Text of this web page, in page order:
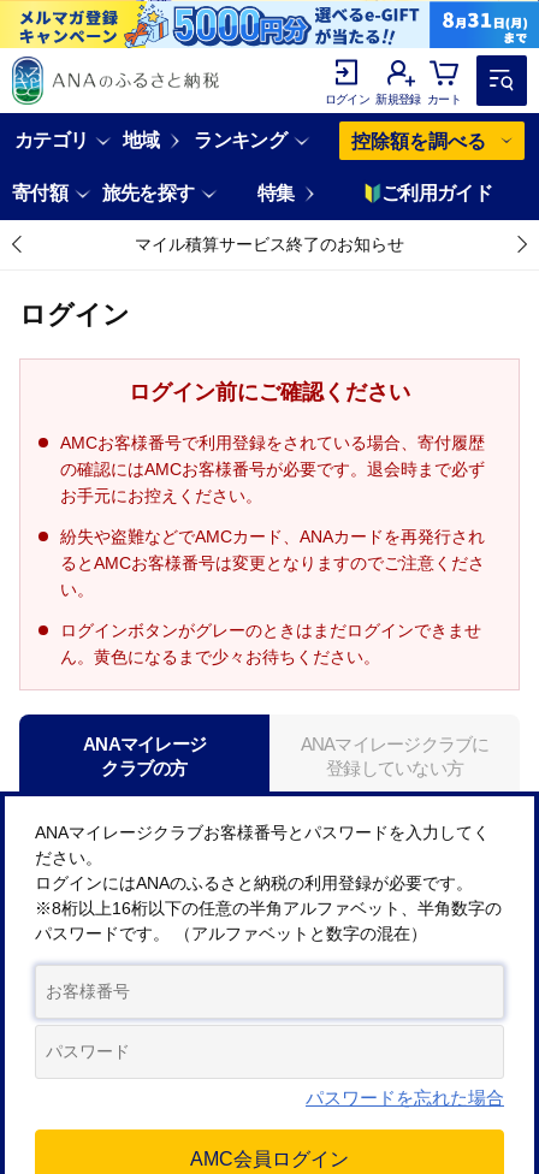
ログイン 新規登録 カート
カテゴリ 地域 ランキング 控除額を調べる
寄付額 旅先を探す 特集 ご利用ガイド
マイル積算サービス終了のお知らせ
ログイン
ログイン前にご確認ください
AMCお客様番号で利用登録をされている場合、寄付履歴
の確認にはAMCお客様番号が必要です。退会時まで必ず
お手元にお控えください。
紛失や盗難などでAMCカード、ANAカードを再発行され
るとAMCお客様番号は変更となりますのでご注意くださ
い。
ログインボタンがグレーのときはまだログインできませ
ん。黄色になるまで少々お待ちください。
ANAマイレージ
クラブの方
ANAマイレージクラブに
登録していない方
ANAマイレージクラブお客様番号とパスワードを入力してく
ださい。
ログインにはANAのふるさと納税の利用登録が必要です。
※8桁以上16桁以下の任意の半角アルファベット、半角数字の
パスワードです。 （アルファベットと数字の混在）
パスワードを忘れた場合